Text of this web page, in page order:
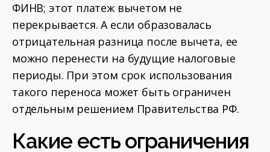
ФИНВ; этот платеж вычетом не
перекрывается. А если образовалась
отрицательная разница после вычета, ее
можно перенести на будущие налоговые
периоды. При этом срок использования
такого переноса может быть ограничен
отдельным решением Правительства РФ.
Какие есть ограничения